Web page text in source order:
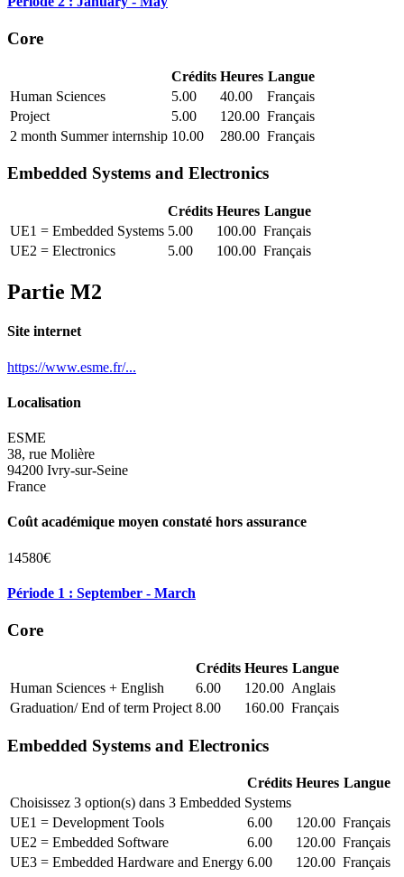
Core
Crédits Heures Langue
Human Sciences
5.00 40.00
Français
Project
5.00 120.00 Français
2 month Summer internship 10.00 280.00 Français
Embedded Systems and Electronics
Crédits Heures Langue
UE1 = Embedded Systems 5.00 100.00 Français
UE2 = Electronics
5.00 100.00 Français
Partie M2
Site internet
https://www.esme.fr/...
Localisation
ESME
38, rue Molière
94200 Ivry-sur-Seine
France
Coût académique moyen constaté hors assurance
14580€
Période 1 : September - March
Core
Crédits Heures Langue
Human Sciences + English
6.00 120.00 Anglais
Graduation/ End of term Project 8.00 160.00 Français
Embedded Systems and Electronics
Crédits Heures Langue
Choisissez 3 option(s) dans 3 Embedded Systems
UE1 = Development Tools
6.00 120.00 Français
UE2 = Embedded Software
6.00 120.00 Français
UE3 = Embedded Hardware and Energy 6.00 120.00 Français